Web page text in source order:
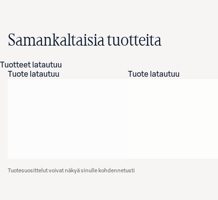
Samankaltaisia tuotteita
Tuotteet latautuu
Tuote latautuu
Tuote latautuu
Tuotesuosittelut voivat näkyä sinulle kohdennetusti